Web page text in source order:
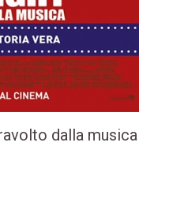
dalla musica